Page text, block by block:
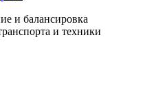
и балансировка
и техники